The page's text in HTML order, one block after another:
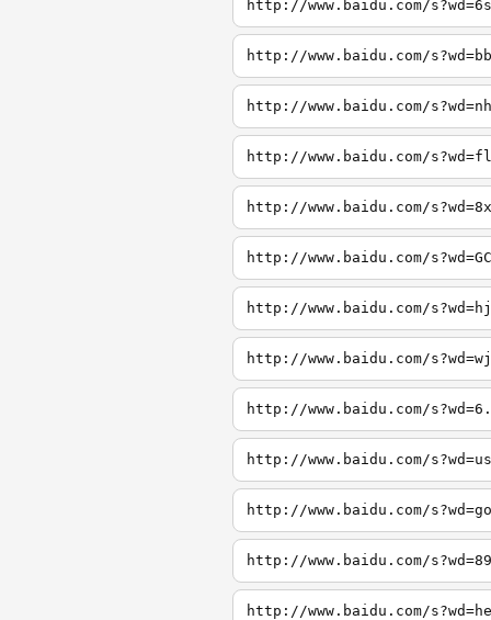
http://www.baidu.com/
http://www.baidu.com/
http://www.baidu.com/
http://www.baidu.com/
http://www.baidu.com/
http://www.baidu.com/
http://www.baidu.com/
http://www.baidu.com/
http://www.baidu.com/
http://www.baidu.com/
http://www.baidu.com/
http://www.baidu.com/
http://www.baidu.com/